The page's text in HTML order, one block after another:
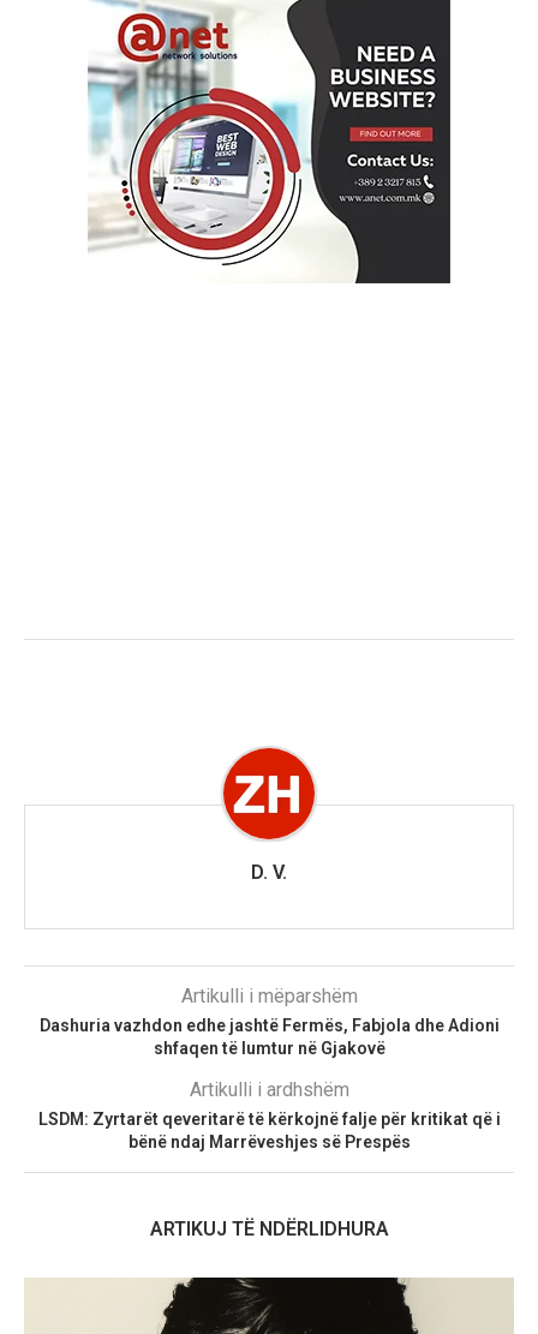
D. V.
Artikulli i mëparshëm
Dashuria vazhdon edhe jashtë Fermës, Fabjola dhe Adioni
shfaqen të lumtur në Gjakovë
Artikulli i ardhshëm
LSDM: Zyrtarët qeveritarë të kërkojnë falje për kritikat që i
bënë ndaj Marrëveshjes së Prespës
ARTIKUJ TË NDËRLIDHURA